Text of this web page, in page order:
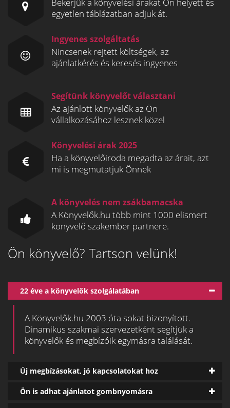
egyetlen táblázatban adjuk át.
Ingyenes szolgáltatás
Nincsenek rejtett költségek, az
ajánlatkérés és keresés ingyenes
Segítünk könyvelőt választani
Az ajánlott könyvelők az Ön
vállalkozásához lesznek közel
Könyvelési árak 2025
Ha a könyvelőiroda megadta az árait, azt
mi is megmutatjuk Önnek
A könyvelés nem zsákbamacska
A Könyvelők.hu több mint 1000 elismert
könyvelő szakember partnere.
Ön könyvelő? Tartson velünk!
22 éve a könyvelők szolgálatában
A Könyvelők.hu 2003 óta sokat bizonyított.
Dinamikus szakmai szervezetként segítjük a
könyvelők és megbízóik egymásra találását.
Új megbízásokat, jó kapcsolatokat hoz
Ön is adhat ajánlatot gombnyomásra